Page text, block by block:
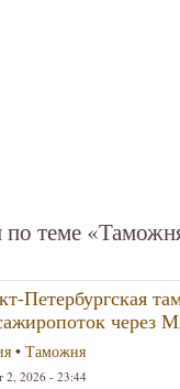
по теме
Петербургская
через
• Таможня
2, 2026 - 23:44